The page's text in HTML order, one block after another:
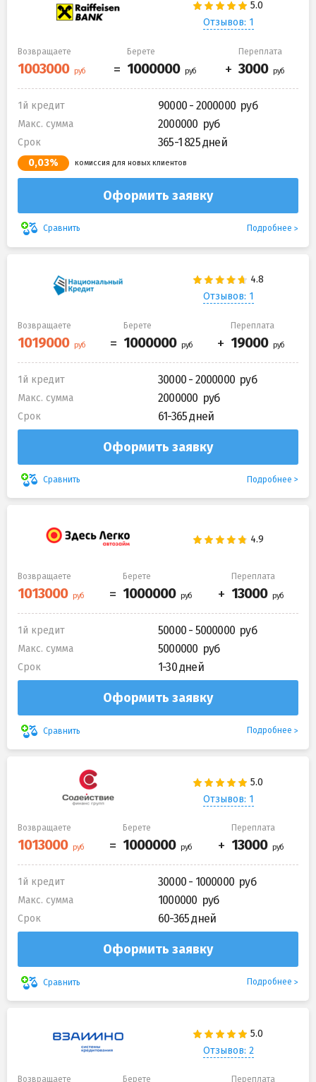
Отзывов: 1
Возвращаете Берете Переплата
1й кредит 90000 - 2000000
Макс. сумма 2000000
Срок 365-1 825 дней
0,03% комиссия для новых клиентов
Оформить заявку
Сравнить Подробнее
Отзывов: 1
Возвращаете Берете Переплата
1й кредит 30000 - 2000000
Макс. сумма 2000000
Срок 61-365 дней
Оформить заявку
Сравнить Подробнее
Возвращаете Берете Переплата
1й кредит 50000 - 5000000
Макс. сумма 5000000
Срок 1-30 дней
Оформить заявку
Сравнить Подробнее
Отзывов: 1
Возвращаете Берете Переплата
1й кредит 30000 - 1000000
Макс. сумма 1000000
Срок 60-365 дней
Оформить заявку
Сравнить Подробнее
Отзывов: 2
Возвращаете Берете Переплата